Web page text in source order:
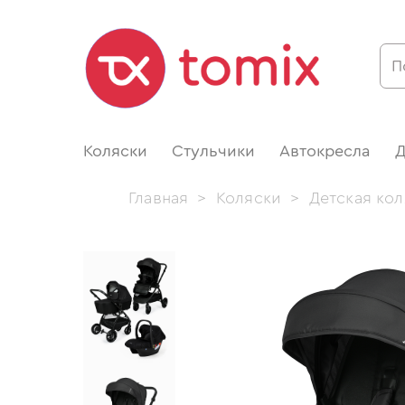
Коляски Стульчики Автокресла
Главная > Коляски > Детская